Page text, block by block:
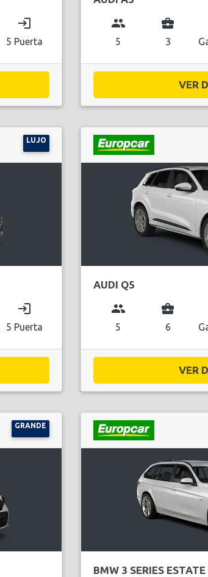
login
5 Puerta
group
5
business_center
3
VER
LUJO
login
5 Puerta
AUDI Q5
group
5
business_center
6
VER
GRANDE
BMW 3 SERIES ESTATE